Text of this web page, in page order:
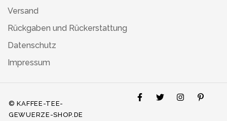
Versand
Rückgaben und Rückerstattung
Datenschutz
Impressum
© KAFFEE-TEE-
GEWUERZE-SHOP.DE